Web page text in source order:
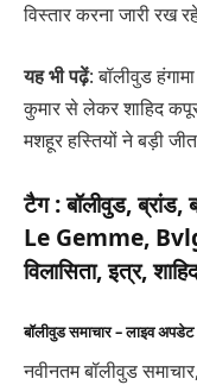
विस्तार करना जारी रख
यह भी पढ़ें: बॉलीवुड
कुमार से लेकर शाहिद
मशहूर हस्तियों ने बड़ी
टैग :बॉलीवुड,
Le Gemme,
विलासिता, इत्र,
बॉलीवुड समाचार – लाइव अपडेट
नवीनतम बॉलीवुड